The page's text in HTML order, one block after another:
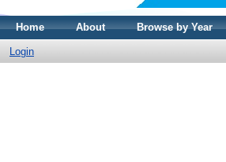
Home About Browse by Year
Login